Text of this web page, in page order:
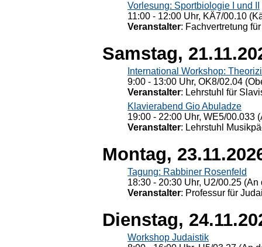
Vorlesung: Sportbiologie I und II
11:00 - 12:00 Uhr, KÄ7/00.10
Veranstalter: Fachvertretung
Samstag,
International Workshop:
9:00 - 13:00 Uhr, OK8/02.04
Veranstalter: Lehrstuhl für
Klavierabend Gio Abuladze
19:00 - 22:00 Uhr, WE5/00.033
Veranstalter: Lehrstuhl
Montag,
Tagung: Rabbiner Rosenfeld
18:30 - 20:30 Uhr, U2/00.25
Veranstalter: Professur für
Dienstag,
Workshop Judaistik